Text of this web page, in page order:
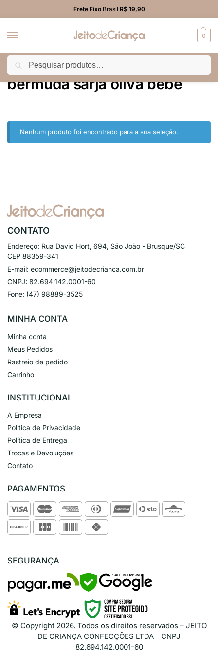
Frete FixoBrasil R$ 19,90
0
Início Produtos marcados com a tag “bermuda sarja oliva bebê”
bermuda sarja oliva bebê
Nenhum produto foi encontrado para a sua seleção.
CONTATO
Endereço: Rua David Hort, 694, São João - Brusque/SC
CEP 88359-341
E-mail: ecommerce@jeitodecrianca.com.br
CNPJ: 82.694.142.0001-60
Fone: (47) 98889-3525
MINHA CONTA
Minha conta
Meus Pedidos
Rastreio de pedido
Carrinho
INSTITUCIONAL
A Empresa
Política de Privacidade
Política de Entrega
Trocas e Devoluções
Contato
PAGAMENTOS
SEGURANÇA
SAFE BROWSING
© Copyright 2026. Todos os direitos reservados – JEITO
DE CRIANÇA CONFECÇÕES LTDA - CNPJ
82.694.142.0001-60